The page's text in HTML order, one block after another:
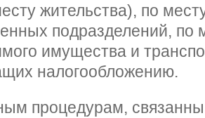
жительства), по
подразделений, по
имущества и
налогообложению.
процедурам,